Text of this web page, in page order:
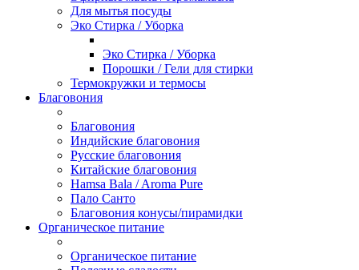
Для мытья посуды
Эко Стирка / Уборка
Эко Стирка / Уборка
Порошки / Гели для стирки
Термокружки и термосы
Благовония
Благовония
Индийские благовония
Русские благовония
Китайские благовония
Hamsa Bala / Aroma Pure
Пало Санто
Благовония конусы/пирамидки
Органическое питание
Органическое питание